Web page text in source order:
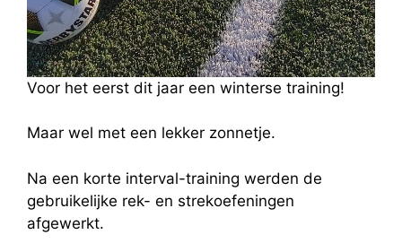
Voor het eerst dit jaar een winterse training!
Maar wel met een lekker zonnetje.
Na een korte interval-training werden de
gebruikelijke rek- en strekoefeningen
afgewerkt.